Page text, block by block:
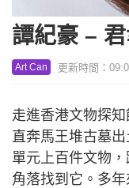
譚紀豪 –
Art Can 更新時間：
走進香港文物探
直奔馬王堆古墓
單元上百件文物
角落找到它。多